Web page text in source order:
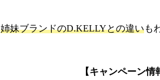
姉妹ブランドのD.KELLYとの違いも
【キャンペーン情